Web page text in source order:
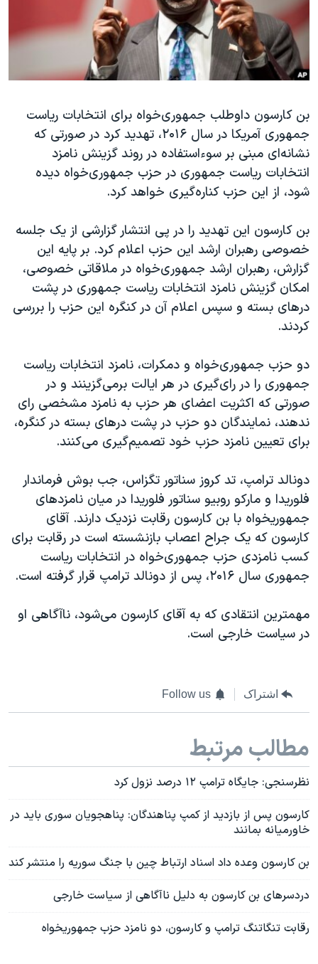
فرهنگ و زندگی
حقوق شهروندی
اقتصادی
اسرائیل در جنگ
گالری عکس
آرشیو پخش زنده
مستندها
انتخابات ریاست جمهوری آمریکا ۲۰۲۴
حمله جمهوری اسلامی به اسرائیل
ورزش زنان در ایران
اعتراضات زن، زندگی، آزادی
مجموعه مستندهای دادخواهی
تریبونال مردمی آبان ۹۸
چهل سال گروگان‌گیری
قانون شفافیت دارائی کادر رهبری ایران
اعتراضات مردمی آبان ۹۸
اسرائیل در جنگ
همایش محافظه‌کاران آمریکا «سی‌پک»
صفحه‌های ویژه
سفر پرزیدنت ترامپ به چین
دنبال کنید
زبانهای مختلف
بن کارسون داوطلب جمهوری‌خواه برای انتخابات ریاست
جمهوری آمریکا در سال ۲۰۱۶، تهدید کرد در صورتی که
نشانه‌ای مبنی بر سوءاستفاده در روند گزینش نامزد
انتخابات ریاست جمهوری در حزب جمهوری‌خواه دیده
شود، از این حزب کناره‌گیری خواهد کرد.
بن کارسون این تهدید را در پی انتشار گزارشی از یک جلسه
خصوصی رهبران ارشد این حزب اعلام کرد. بر پایه این
گزارش، رهبران ارشد جمهوری‌خواه در ملاقاتی خصوصی،
امکان گزینش نامزد انتخابات ریاست جمهوری در پشت
درهای بسته و سپس اعلام آن در کنگره این حزب را بررسی
کردند.
دو حزب جمهوری‌خواه و دمکرات، نامزد انتخابات ریاست
جمهوری را در رای‌گیری در هر ایالت برمی‌گزینند و در
صورتی که اکثریت اعضای هر حزب به نامزد مشخصی رای
ندهند، نمایندگان دو حزب در پشت درهای بسته در کنگره،
برای تعیین نامزد حزب خود تصمیم‌گیری می‌کنند.
دونالد ترامپ، تد کروز سناتور تگزاس، جب بوش فرماندار
فلوریدا و مارکو روبیو سناتور فلوریدا در میان نامزدهای
جمهوریخواه با بن کارسون رقابت نزدیک دارند. آقای
کارسون که یک جراح اعصاب بازنشسته است در رقابت برای
کسب نامزدی حزب جمهوری‌خواه در انتخابات ریاست
جمهوری سال ۲۰۱۶، پس از دونالد ترامپ قرار گرفته است.
مهمترین انتقادی که به آقای کارسون می‌شود، ناآگاهی او
در سیاست خارجی است.
اشتراک Follow us
مطالب مرتبط
نظرسنجی: جایگاه ترامپ ۱۲ درصد نزول کرد
کارسون پس از بازدید از کمپ پناهندگان: پناهجویان سوری باید در
خاورمیانه بمانند
بن کارسون وعده داد اسناد ارتباط چین با جنگ سوریه را منتشر کند
دردسرهای بن کارسون به دلیل ناآگاهی از سیاست خارجی
رقابت تنگاتنگ ترامپ و کارسون، دو نامزد حزب جمهوریخواه